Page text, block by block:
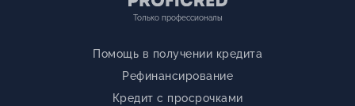
Только профессионалы
Помощь в получении кредита
Рефинансирование
Кредит с просрочками